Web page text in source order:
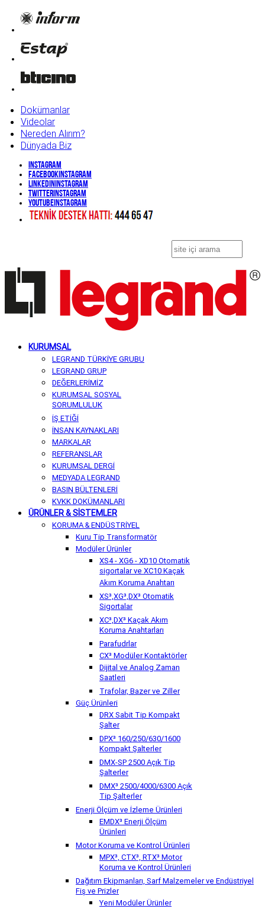
Dokümanlar
Videolar
Nereden Alırım?
Dünyada Biz
Instagram
Facebook Instagram
Linkedin Instagram
Twitter Instagram
YouTube Instagram
KURUMSAL
LEGRAND TÜRKİYE GRUBU
LEGRAND GRUP
DEĞERLERİMİZ
KURUMSAL SOSYAL
SORUMLULUK
İŞ ETİĞİ
İNSAN KAYNAKLARI
MARKALAR
REFERANSLAR
KURUMSAL DERGİ
MEDYADA LEGRAND
BASIN BÜLTENLERİ
KVKK DOKÜMANLARI
ÜRÜNLER & SİSTEMLER
KORUMA & ENDÜSTRİYEL
Kuru Tip Transformatör
Modüler Ürünler
XS4 - XG6 - XD10 Otomatik
sigortalar ve XC10 Kaçak
Akım Koruma Anahtarı
XS³,XG³,DX³ Otomatik
Sigortalar
XC³,DX³ Kaçak Akım
Koruma Anahtarları
Parafudrlar
CX³ Modüler Kontaktörler
Dijital ve Analog Zaman
Saatleri
Trafolar, Bazer ve Ziller
Güç Ürünleri
DRX Sabit Tip Kompakt
Şalter
DPX³ 160/250/630/1600
Kompakt Şalterler
DMX-SP 2500 Açık Tip
Şalterler
DMX³ 2500/4000/6300 Açık
Tip Şalterler
Enerji Ölçüm ve İzleme Ürünleri
EMDX³ Enerji Ölçüm
Ürünleri
Motor Koruma ve Kontrol Ürünleri
MPX³, CTX³, RTX³ Motor
Koruma ve Kontrol Ürünleri
Dağıtım Ekipmanları, Sarf Malzemeler ve Endüstriyel
Fiş ve Prizler
Yeni Modüler Ürünler